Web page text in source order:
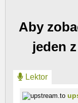
Aby
jeden
Lektor